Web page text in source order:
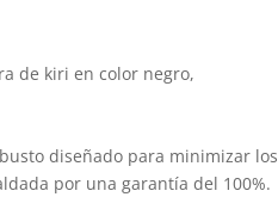
de kiri en color negro,
diseñado para minimizar los
por una garantía del 100%.